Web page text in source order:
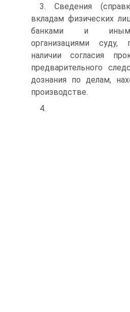
3. Сведения
вкладам физических
банками и
организациями суду,
наличии согласия
предварительного
дознания по делам,
производстве.
4.